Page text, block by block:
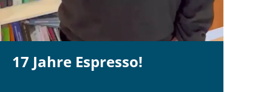
17 Jahre Espresso!